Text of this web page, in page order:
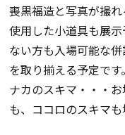
喪黒福造と写真が撮
使用した小道具も展
ない方も入場可能な
を取り揃える予定で
ナカのスキマ・・・
も、ココロのスキマ